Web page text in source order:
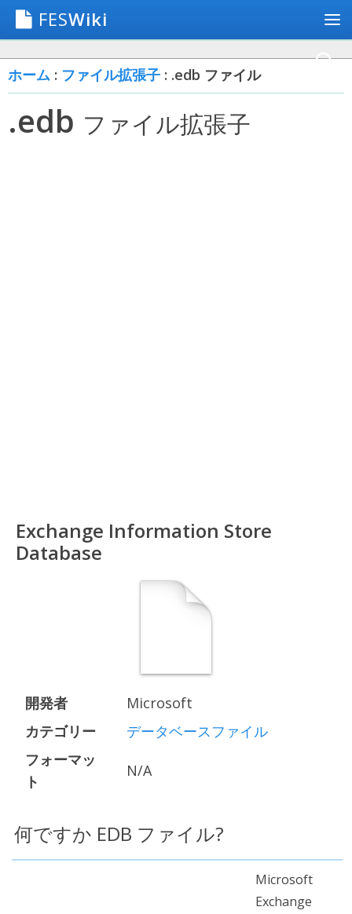
FESWiki
ホーム : ファイル拡張子 : .edb ファイル
.edb ファイル拡張子
Exchange Information Store
Database
開発者
Microsoft
カテゴリー
データベースファイル
フォーマッ
ト
N/A
何ですか EDB ファイル?
Microsoft
Exchange